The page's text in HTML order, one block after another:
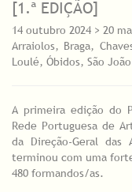
[1.ª EDIÇÃO]
14 outubro 2024 > 20
Arraiolos, Braga,
Loulé, Óbidos, São
A primeira edição do
Rede Portuguesa de
da Direção-Geral
terminou com uma
480 formandos/as.